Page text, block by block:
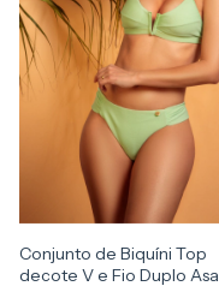
Conjunto de Biquíni Top
decote V e Fio Duplo Asa